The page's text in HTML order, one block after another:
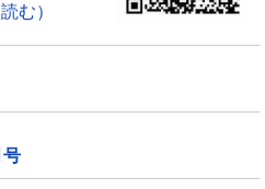
む）